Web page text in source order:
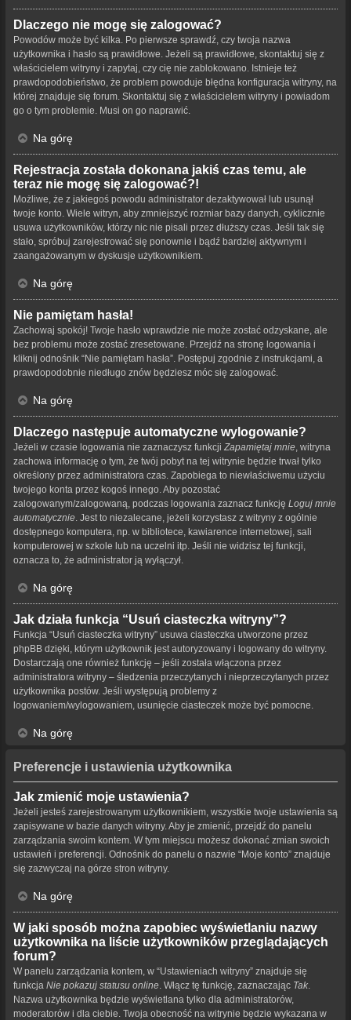
Dlaczego nie mogę się zalogować?
Powodów może być kilka. Po pierwsze sprawdź, czy twoja nazwa
użytkownika i hasło są prawidłowe. Jeżeli są prawidłowe, skontaktuj się z
właścicielem witryny i zapytaj, czy cię nie zablokowano. Istnieje też
prawdopodobieństwo, że problem powoduje błędna konfiguracja witryny, na
której znajduje się forum. Skontaktuj się z właścicielem witryny i powiadom
go o tym problemie. Musi on go naprawić.
Na górę
Rejestracja została dokonana jakiś czas temu, ale
teraz nie mogę się zalogować?!
Możliwe, że z jakiegoś powodu administrator dezaktywował lub usunął
twoje konto. Wiele witryn, aby zmniejszyć rozmiar bazy danych, cyklicznie
usuwa użytkowników, którzy nic nie pisali przez dłuższy czas. Jeśli tak się
stało, spróbuj zarejestrować się ponownie i bądź bardziej aktywnym i
zaangażowanym w dyskusje użytkownikiem.
Na górę
Nie pamiętam hasła!
Zachowaj spokój! Twoje hasło wprawdzie nie może zostać odzyskane, ale
bez problemu może zostać zresetowane. Przejdź na stronę logowania i
kliknij odnośnik “Nie pamiętam hasła”. Postępuj zgodnie z instrukcjami, a
prawdopodobnie niedługo znów będziesz móc się zalogować.
Na górę
Dlaczego następuje automatyczne wylogowanie?
Jeżeli w czasie logowania nie zaznaczysz funkcji Zapamiętaj mnie , witryna
zachowa informację o tym, że twój pobyt na tej witrynie będzie trwał tylko
określony przez administratora czas. Zapobiega to niewłaściwemu użyciu
twojego konta przez kogoś innego. Aby pozostać
zalogowanym/zalogowaną, podczas logowania zaznacz funkcję Loguj mnie
automatycznie . Jest to niezalecane, jeżeli korzystasz z witryny z ogólnie
dostępnego komputera, np. w bibliotece, kawiarence internetowej, sali
komputerowej w szkole lub na uczelni itp. Jeśli nie widzisz tej funkcji,
oznacza to, że administrator ją wyłączył.
Na górę
Jak działa funkcja “Usuń ciasteczka witryny”?
Funkcja “Usuń ciasteczka witryny” usuwa ciasteczka utworzone przez
phpBB dzięki, którym użytkownik jest autoryzowany i logowany do witryny.
Dostarczają one również funkcję – jeśli została włączona przez
administratora witryny – śledzenia przeczytanych i nieprzeczytanych przez
użytkownika postów. Jeśli występują problemy z
logowaniem/wylogowaniem, usunięcie ciasteczek może być pomocne.
Na górę
Preferencje i ustawienia użytkownika
Jak zmienić moje ustawienia?
Jeżeli jesteś zarejestrowanym użytkownikiem, wszystkie twoje ustawienia są
zapisywane w bazie danych witryny. Aby je zmienić, przejdź do panelu
zarządzania swoim kontem. W tym miejscu możesz dokonać zmian swoich
ustawień i preferencji. Odnośnik do panelu o nazwie “Moje konto” znajduje
się zazwyczaj na górze stron witryny.
Na górę
W jaki sposób można zapobiec wyświetlaniu nazwy
użytkownika na liście użytkowników przeglądających
forum?
W panelu zarządzania kontem, w “Ustawieniach witryny” znajduje się
funkcja Nie pokazuj statusu online . Włącz tę funkcję, zaznaczając Tak
Nazwa użytkownika będzie wyświetlana tylko dla administratorów,
moderatorów i dla ciebie. Twoja obecność na witrynie będzie wykazana w